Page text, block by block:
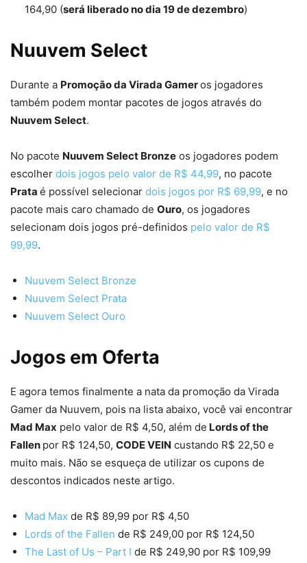
164,90 (será liberado no dia 19 de dezembro)
Nuuvem Select
Durante a Promoção da Virada Gameros jogadores
também podem montar pacotes de jogos através do
Nuuvem Select.
No pacote Nuuvem Select Bronze os jogadores podem
escolher dois jogos pelo valor de R$ 44,99, no pacote
Prata é possível selecionar dois jogos por R$ 69,99, e no
pacote mais caro chamado de Ouro, os jogadores
selecionam dois jogos pré-definidos pelo valor de R$
99,99.
Nuuvem Select Bronze
Nuuvem Select Prata
Nuuvem Select Ouro
Jogos em Oferta
E agora temos finalmente a nata da promoção da Virada
Gamer da Nuuvem, pois na lista abaixo, você vai encontrar
Mad Max pelo valor de R$ 4,50, além de Lords of the
Fallen por R$ 124,50, CODE VEIN custando R$ 22,50 e
muito mais. Não se esqueça de utilizar os cupons de
descontos indicados neste artigo.
Mad Max de R$ 89,99 por R$ 4,50
Lords of the Fallen de R$ 249,00 por R$ 124,50
The Last of Us – Part I de R$ 249,90 por R$ 109,99